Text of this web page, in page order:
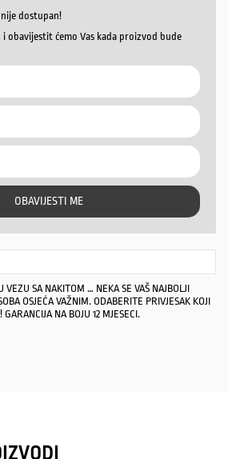
dostupan!
i obavijestit ćemo Vas kada proizvod bude
OBAVIJESTI ME
VEZU SA NAKITOM … NEKA SE VAŠ NAJBOLJI
OSJEĆA VAŽNIM. ODABERITE PRIVJESAK KOJI
GARANCIJA NA BOJU 12 MJESECI.